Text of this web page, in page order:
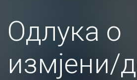
Одлука о
измјени/